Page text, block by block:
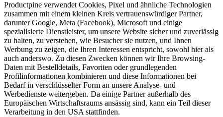
Productpine verwendet Cookies, Pixel und ähnliche Technologien
zusammen mit einem kleinen Kreis vertrauenswürdiger Partner,
darunter Google, Meta (Facebook), Microsoft und einige
spezialisierte Dienstleister, um unsere Website sicher und zuverlässig
zu halten, zu verstehen, wie Besucher sie nutzen, und Ihnen
Werbung zu zeigen, die Ihren Interessen entspricht, sowohl hier als
auch anderswo. Zu diesen Zwecken können wir Ihre Browsing-
Daten mit Bestelldetails, Favoriten oder grundlegenden
Profilinformationen kombinieren und diese Informationen bei
Bedarf in verschlüsselter Form an unsere Analyse- und
Werbedienste weitergeben. Da einige Partner außerhalb des
Europäischen Wirtschaftsraums ansässig sind, kann ein Teil dieser
Verarbeitung in den USA stattfinden.